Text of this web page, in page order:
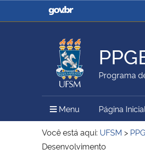
Casa Civil
Ministério da Agricultura,
Pecuária e Abastecimento
Ministério do Meio Ambiente
Programa
Menu Menu Principal
Página Inicial
Você está aqui: UFSM >
Desenvolvimento